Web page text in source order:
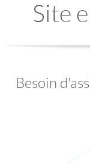
Site
Besoin